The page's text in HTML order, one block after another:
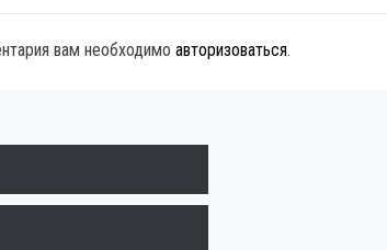
вам необходимо авторизоваться.